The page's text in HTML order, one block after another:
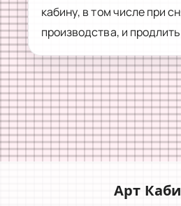
кабину, в том числе при
производства, и
Арт